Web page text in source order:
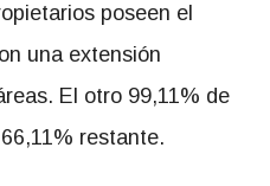
poseen el
una extensión
El otro 99,11% de
restante.